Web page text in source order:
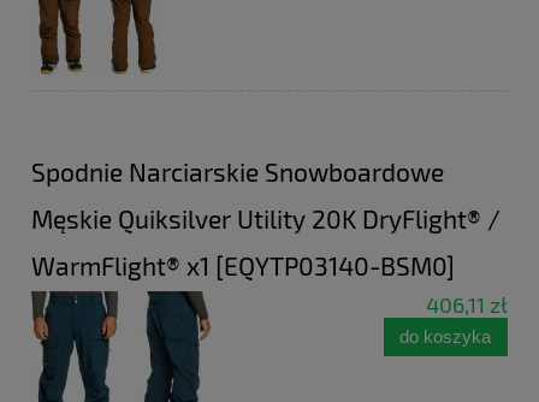
Spodnie Narciarskie Snowboardowe
Męskie Quiksilver Utility 20K DryFlight® /
WarmFlight® x1 [EQYTP03140-BSM0]
406,11 zł
do koszyka